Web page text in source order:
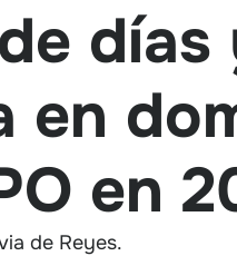
en
en
de Reyes.